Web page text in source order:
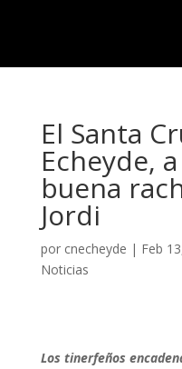
El Santa
Echeyde,
buena
Jordi
por cnecheyde | Feb
Noticias
Los tinerfeños